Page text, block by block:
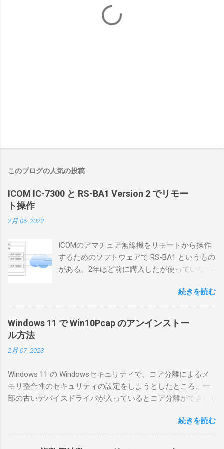
このブログの人気の投稿
ICOM IC-7300 と RS-BA1 Version 2 でリモー
ト操作
2月 06, 2022
ICOMのアマチュア無線機をリモートから操作
するためのソフトウェアで RS-BA1 というもの
がある。2年ほど前に購入したが使っていなか
としているので、リモートから操作できる無
線局構築のために、真面目に使ってみること
くだろうと思ったのだが、ちっともそんなに
合は、下記のこれらものが必要である ICOMの
無線機。 今回は私が持っているIC-7300を使
う。 無線機側(サーバ側) のWindows PC。 今
を入れて使っている。 TPMとか入っているの
でBitLockerのDisk暗号化もでき、遠隔地で盗難
続きを読む
Windows 11 で Win10Pcap のアンインストー
ル方法
2月 07, 2023
Windows 11 の Windowsセキュリティで、コア分離によるメ
モリ整合性のセキュリティの設定をしようとしたところ、一
部の古いデバイスドライバが入っているとコア分離ができな
で利用する Win10Pcap.sys が入っているためにコア分離がで
きないとエラーが出ておりました。 アンインストールのプロ
グラムなどを走らせてもアンインストールできなかったの
続きを読む